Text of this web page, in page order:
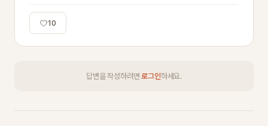
10
답변을 작성하려면로그인하세요.